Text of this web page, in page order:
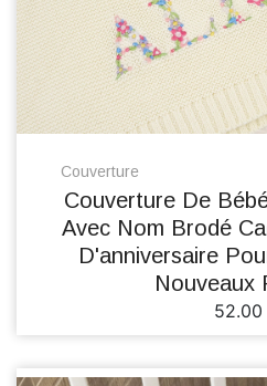
Couverture
Couverture De
Avec Nom Brodé
D'anniversaire
Nouveaux
52.00